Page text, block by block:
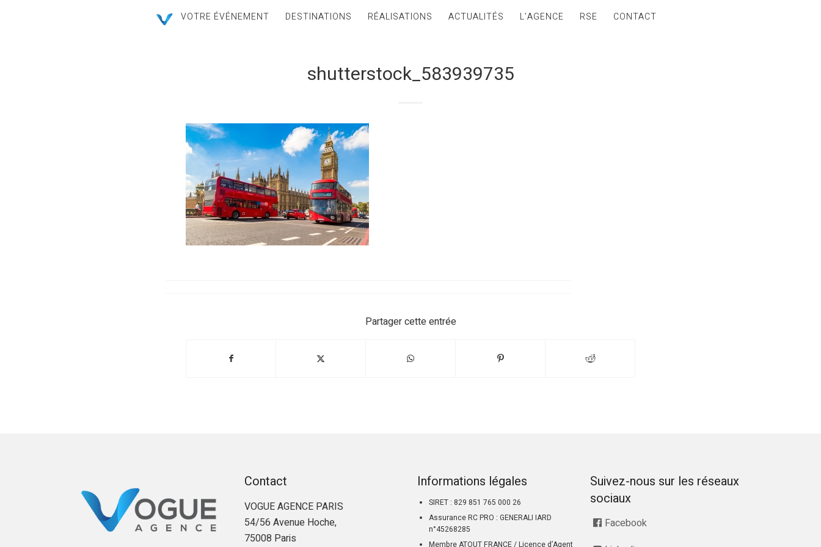
VOTRE ÉVÉNEMENT DESTINATIONS RÉALISATIONS ACTUALITÉS L’AGENCE RSE CONTACT
shutterstock_583939735
Partager cette entrée
Contact
VOGUE AGENCE PARIS
54/56 Avenue Hoche,
75008 Paris
Informations légales
SIRET : 829 851 765 000 26
Assurance RC PRO : GENERALI IARD
n°45268285
Membre ATOUT FRANCE / Licence d’Agent
Suivez-nous sur les réseaux
sociaux
Facebook